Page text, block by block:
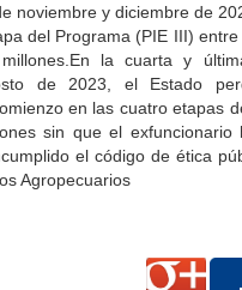
noviembre y diciembre de
del Programa (PIE III)
la cuarta y
de 2023, el Estado
en las cuatro etapas
sin que el exfuncionario
el código de ética
Agropecuarios